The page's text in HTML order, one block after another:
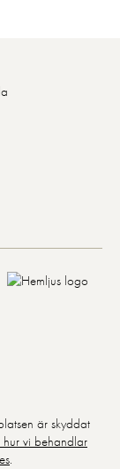
är skyddat
hur vi behandlar
.